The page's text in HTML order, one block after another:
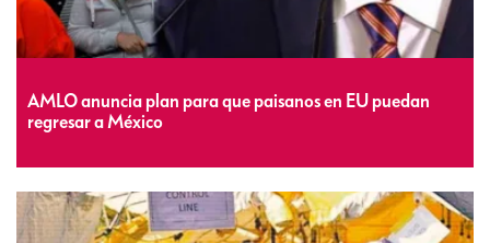
AMLO anuncia plan para que paisanos en EU puedan
regresar a México